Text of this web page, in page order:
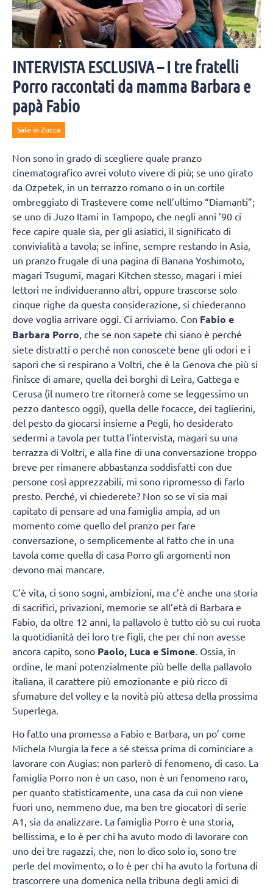
INTERVISTA ESCLUSIVA – I tre fratelli
Porro raccontati da mamma Barbara e
papà Fabio
Sale in Zucca
Non sono in grado di scegliere quale pranzo
cinematografico avrei voluto vivere di più; se uno girato
da Ozpetek, in un terrazzo romano o in un cortile
ombreggiato di Trastevere come nell’ultimo “Diamanti”;
se uno di Juzo Itami in Tampopo, che negli anni ’90 ci
fece capire quale sia, per gli asiatici, il significato di
convivialità a tavola; se infine, sempre restando in Asia,
un pranzo frugale di una pagina di Banana Yoshimoto,
magari Tsugumi, magari Kitchen stesso, magari i miei
lettori ne individueranno altri, oppure trascorse solo
cinque righe da questa considerazione, si chiederanno
dove voglia arrivare oggi. Ci arriviamo. Con Fabio e
Barbara Porro , che se non sapete chi siano è perché
siete distratti o perché non conoscete bene gli odori e i
sapori che si respirano a Voltri, che è la Genova che più si
finisce di amare, quella dei borghi di Leira, Gattega e
Cerusa (il numero tre ritornerà come se leggessimo un
pezzo dantesco oggi), quella delle focacce, dei taglierini,
del pesto da giocarsi insieme a Pegli, ho desiderato
sedermi a tavola per tutta l’intervista, magari su una
terrazza di Voltri, e alla fine di una conversazione troppo
breve per rimanere abbastanza soddisfatti con due
persone così apprezzabili, mi sono ripromesso di farlo
presto. Perché, vi chiederete? Non so se vi sia mai
capitato di pensare ad una famiglia ampia, ad un
momento come quello del pranzo per fare
conversazione, o semplicemente al fatto che in una
tavola come quella di casa Porro gli argomenti non
devono mai mancare.
C’è vita, ci sono sogni, ambizioni, ma c’è anche una storia
di sacrifici, privazioni, memorie se all’età di Barbara e
Fabio, da oltre 12 anni, la pallavolo è tutto ciò su cui ruota
la quotidianità dei loro tre figli, che per chi non avesse
ancora capito, sono Paolo, Luca e Simone. Ossia, in
ordine, le mani potenzialmente più belle della pallavolo
italiana, il carattere più emozionante e più ricco di
sfumature del volley e la novità più attesa della prossima
Superlega.
Ho fatto una promessa a Fabio e Barbara, un po’ come
Michela Murgia la fece a sé stessa prima di cominciare a
lavorare con Augias: non parlerò di fenomeno, di caso. La
famiglia Porro non è un caso, non è un fenomeno raro,
per quanto statisticamente, una casa da cui non viene
fuori uno, nemmeno due, ma ben tre giocatori di serie
A1, sia da analizzare. La famiglia Porro è una storia,
bellissima, e lo è per chi ha avuto modo di lavorare con
uno dei tre ragazzi, che, non lo dico solo io, sono tre
perle del movimento, o lo è per chi ha avuto la fortuna di
trascorrere una domenica nella tribuna degli amici di